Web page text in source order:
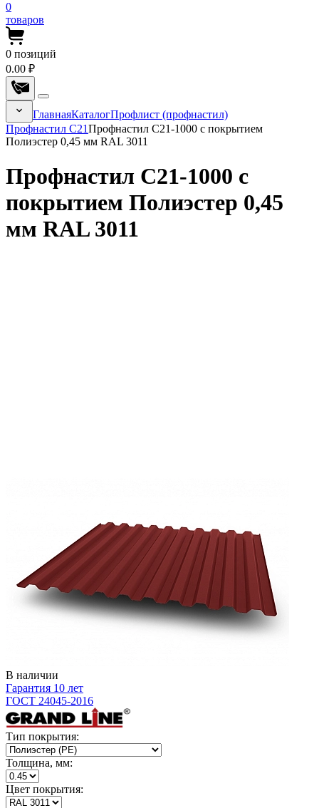
0
товаров
0 позиций
0.00 ₽
ГлавнаяКаталогПрофлист (профнастил)
Профнастил С21Профнастил С21-1000 с покрытием
Полиэстер 0,45 мм RAL 3011
Профнастил С21-1000 с
покрытием Полиэстер 0,45
мм RAL 3011
В наличии
Гарантия 10 лет
ГОСТ 24045-2016
Тип покрытия:
Толщина, мм:
Цвет покрытия: